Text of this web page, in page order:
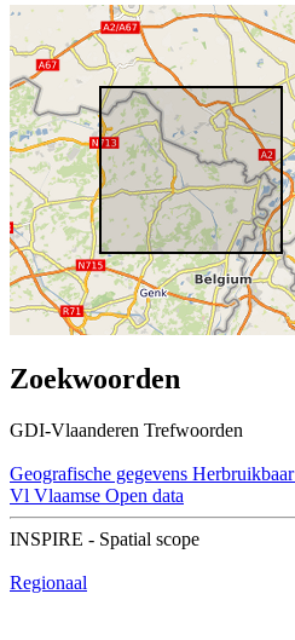
Zoekwoorden
GDI-Vlaanderen Trefwoorden
Geografische gegevens Herbruikbaar
Vl Vlaamse Open data
INSPIRE - Spatial scope
Regionaal